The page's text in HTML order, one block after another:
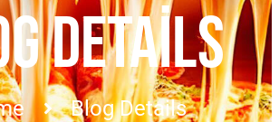
DETAILS
Blog Details